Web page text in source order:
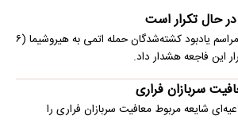
حال تکرار است
سفیر ایران در توکیو، در مراسم یادبود کشته‌شدگان حمله اتمی به هیروشیما (۶
سربازان فراری
شایعه مربوط معافیت سربازان فراری را